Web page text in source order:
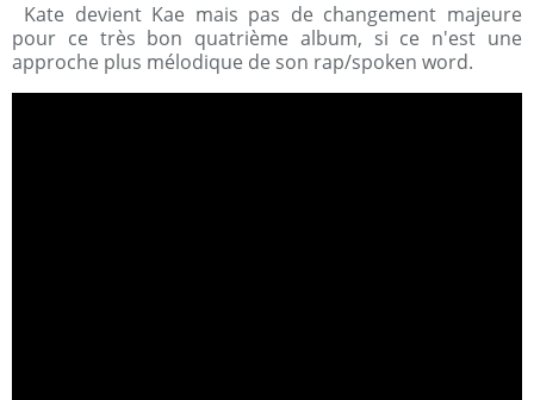
Kate devient Kae mais pas de changement majeure
pour ce très bon quatrième album, si ce n'est une
approche plus mélodique de son rap/spoken word.